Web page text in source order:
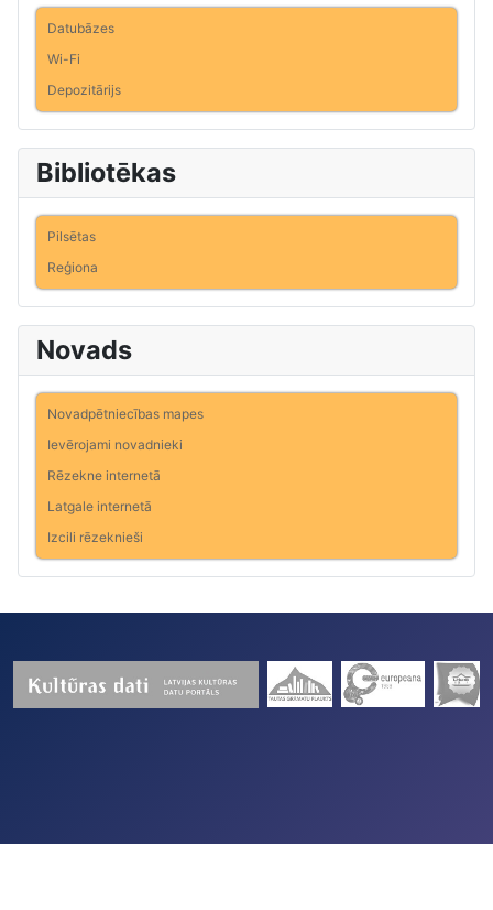
Datubāzes
Wi-Fi
Depozitārijs
Bibliotēkas
Pilsētas
Reģiona
Novads
Novadpētniecības mapes
Ievērojami novadnieki
Rēzekne internetā
Latgale internetā
Izcili rēzeknieši